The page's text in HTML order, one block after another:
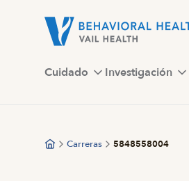
Cuidado Investigación
Carreras 5848558004